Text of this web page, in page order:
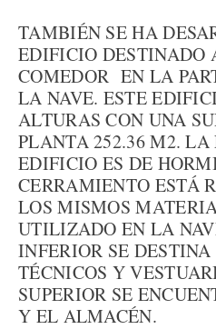
TAMBIÉN SE HA
EDIFICIO DESTINADO
COMEDOR EN LA
LA NAVE. ESTE
ALTURAS CON UNA
PLANTA 252.36 M2.
EDIFICIO ES DE
CERRAMIENTO ESTÁ
LOS MISMOS
UTILIZADO EN LA
INFERIOR SE DESTINA
TÉCNICOS Y
SUPERIOR SE
Y EL ALMACÉN.